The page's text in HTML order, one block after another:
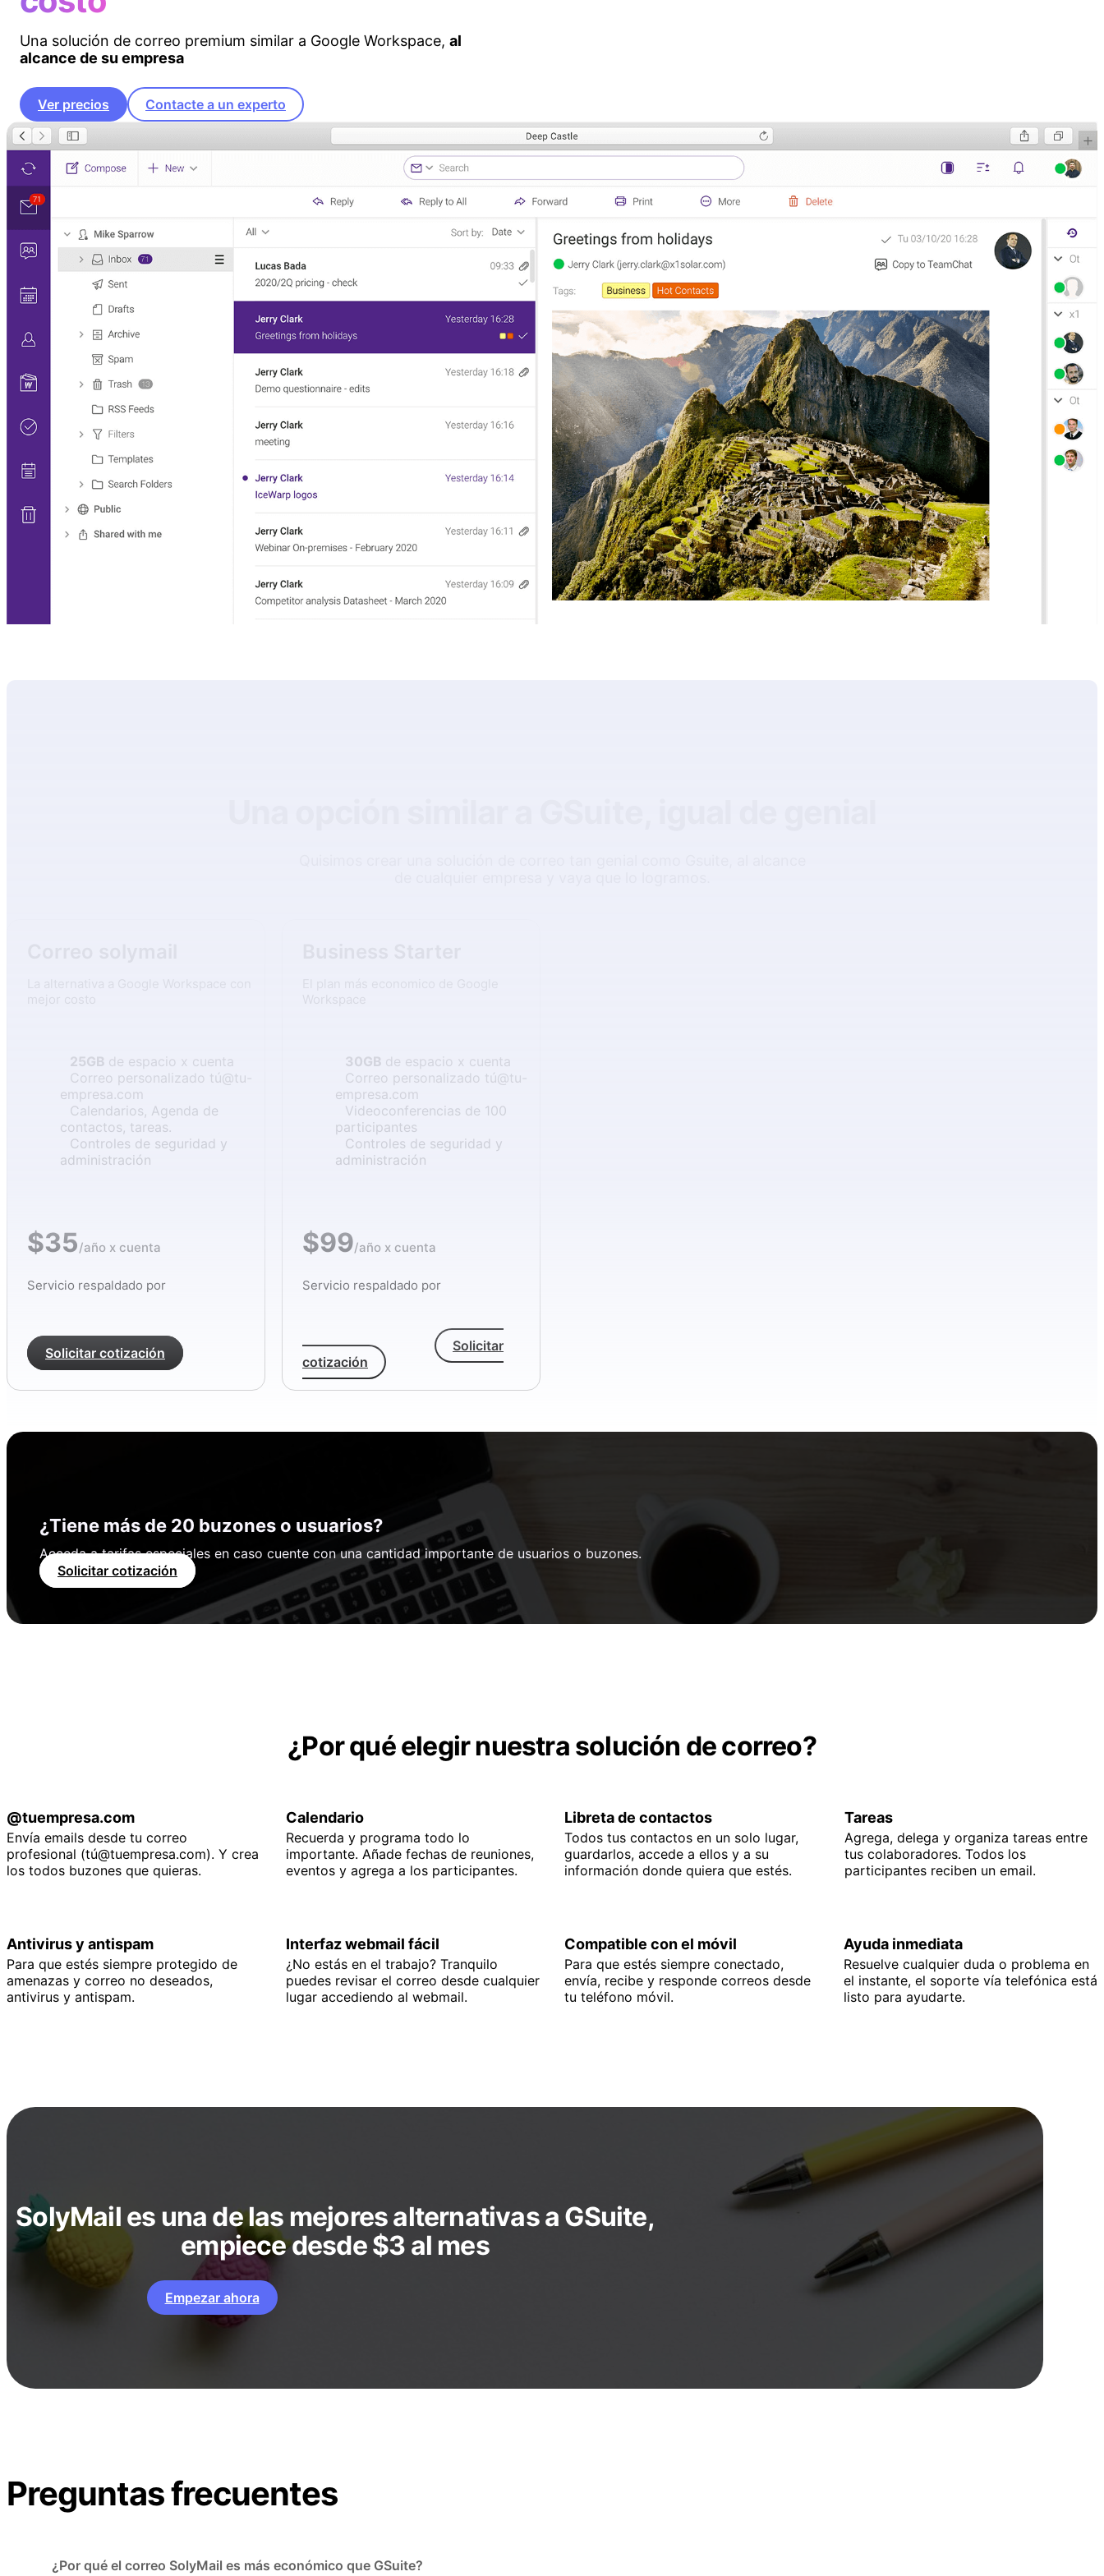
Una solución de correo premium similar a Google Workspace, al
alcance de su empresa
Ver precios Contacte a un experto
25GB de espacio x cuenta
Correo personalizado tú@tu-
empresa.com
Calendarios, Agenda de
contactos, tareas.
Controles de seguridad y
administración
$35/año x cuenta
Servicio respaldado por
Solicitar cotización
30GB de espacio x cuenta
Correo personalizado tú@tu-
empresa.com
Videoconferencias de 100
participantes
Controles de seguridad y
administración
$99/año x cuenta
Servicio respaldado por
Solicitar
cotización
¿Tiene más de 20 buzones o usuarios?
Acceda a tarifas especiales en caso cuente con una cantidad importante de usuarios o buzones.
Solicitar cotización
¿Por qué elegir nuestra solución de correo?
@tuempresa.com
Envía emails desde tu correo
profesional (tú@tuempresa.com). Y crea
los todos buzones que quieras.
Calendario
Recuerda y programa todo lo
importante. Añade fechas de reuniones,
eventos y agrega a los participantes.
Libreta de contactos
Todos tus contactos en un solo lugar,
guardarlos, accede a ellos y a su
información donde quiera que estés.
Tareas
Agrega, delega y organiza tareas entre
tus colaboradores. Todos los
participantes reciben un email.
Antivirus y antispam
Para que estés siempre protegido de
amenazas y correo no deseados,
antivirus y antispam.
Interfaz webmail fácil
¿No estás en el trabajo? Tranquilo
puedes revisar el correo desde cualquier
lugar accediendo al webmail.
Compatible con el móvil
Para que estés siempre conectado,
envía, recibe y responde correos desde
tu teléfono móvil.
Ayuda inmediata
Resuelve cualquier duda o problema en
el instante, el soporte vía telefónica está
listo para ayudarte.
SolyMail es una de las mejores alternativas a GSuite,
empiece desde $3 al mes
Empezar ahora
Preguntas frecuentes
¿Por qué el correo SolyMail es más económico que GSuite?